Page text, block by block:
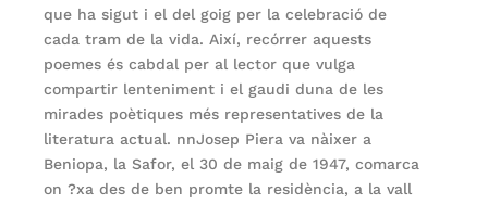
que ha sigut i el del goig per la celebració de
cada tram de la vida. Així, recórrer aquests
poemes és cabdal per al lector que vulga
compartir lenteniment i el gaudi duna de les
mirades poètiques més representatives de la
literatura actual. nnJosep Piera va nàixer a
Beniopa, la Safor, el 30 de maig de 1947, comarca
on ?xa des de ben promte la residència, a la vall